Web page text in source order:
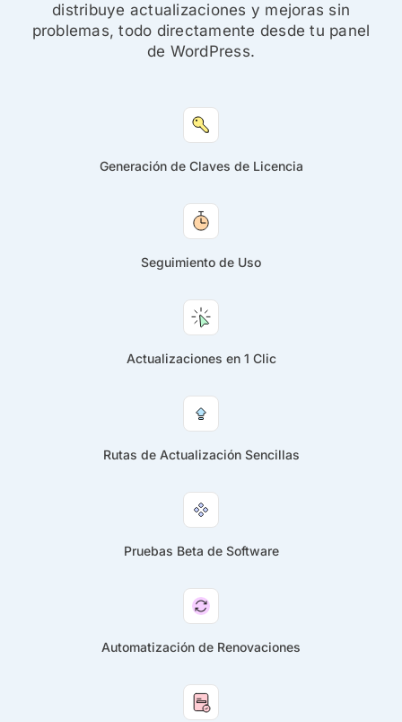
distribuye actualizaciones y mejoras sin
problemas, todo directamente desde tu panel
de WordPress.
Generación de Claves de Licencia
Seguimiento de Uso
Actualizaciones en 1 Clic
Rutas de Actualización Sencillas
Pruebas Beta de Software
Automatización de Renovaciones